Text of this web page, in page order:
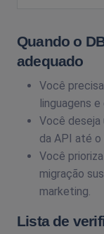
Quando o
adequado
Você
linguagens
Você deseja
da API até
Você
migração
marketing.
Lista de